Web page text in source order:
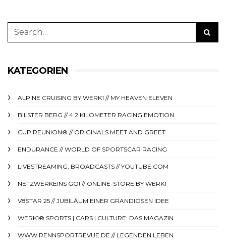
KATEGORIEN
ALPINE CRUISING BY WERK1 // MY HEAVEN ELEVEN
BILSTER BERG // 4.2 KILOMETER RACING EMOTION
CUP REUNION® // ORIGINALS MEET AND GREET
ENDURANCE // WORLD OF SPORTSCAR RACING
LIVESTREAMING, BROADCASTS // YOUTUBE.COM
NETZWERKEINS GO! // ONLINE-STORE BY WERK1
V8STAR 25 // JUBILÄUM EINER GRANDIOSEN IDEE
WERK1® SPORTS | CARS | CULTURE: DAS MAGAZIN
WWW.RENNSPORTREVUE.DE // LEGENDEN LEBEN